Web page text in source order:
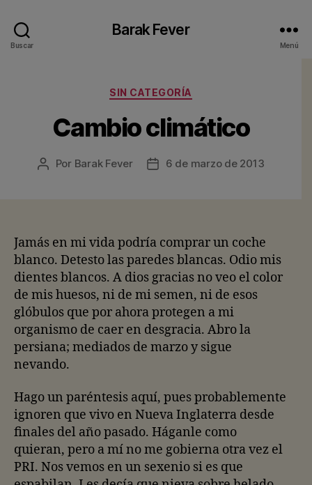
Buscar
Barak Fever
Menú
Categorías
SIN CATEGORÍA
Cambio climático
Autor
Por Barak Fever
Fecha6 de marzo de 2013
Jamás en mi vida podría comprar un coche
blanco. Detesto las paredes blancas. Odio mis
dientes blancos. A dios gracias no veo el color
de mis huesos, ni de mi semen, ni de esos
glóbulos que por ahora protegen a mi
organismo de caer en desgracia. Abro la
persiana; mediados de marzo y sigue
nevando.
Hago un paréntesis aquí, pues probablemente
ignoren que vivo en Nueva Inglaterra desde
finales del año pasado. Háganle como
quieran, pero a mí no me gobierna otra vez el
PRI. Nos vemos en un sexenio si es que